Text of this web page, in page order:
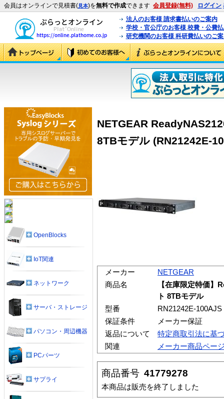
会員はオンラインで見積書(見本)を無料で作成できます 会員登録(無料) ログイン
法人のお客様 請求書払いのご案内
学校・官公庁のお客様 校費・公費
研究機関のお客様 科研費払いのご
NETGEAR
8TBモデル (RN21242E-
メーカー
NETGEAR
商品名
【在庫限定特価】
ト 8TBモデル
型番
RN21242E-100AJS
保証条件
メーカー保証
返品について
特定商取引法に基
関連
メーカー商品ペー
商品番号 41779278
本商品は販売を終了しました
OpenBlocks
IoT関連
ネットワーク
サーバ・ストレージ
パソコン・周辺機器
PCパーツ
サプライ